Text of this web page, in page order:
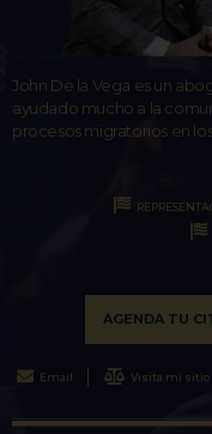
John De la Vega es un
ayudado mucho a la
procesos migratorios en
AGENDA TU
Email Visita mi sitio